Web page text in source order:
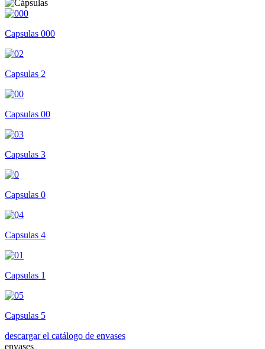
Capsulas 000
Capsulas 2
Capsulas 00
Capsulas 3
Capsulas 0
Capsulas 4
Capsulas 1
Capsulas 5
descargar el catálogo de envases
envases